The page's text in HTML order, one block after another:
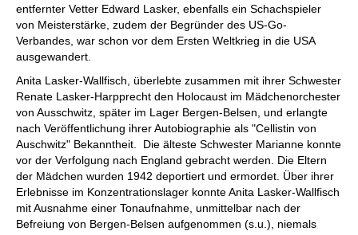
entfernter Vetter Edward Lasker, ebenfalls ein Schachspieler
von Meisterstärke, zudem der Begründer des US-Go-
Verbandes, war schon vor dem Ersten Weltkrieg in die USA
ausgewandert.
Anita Lasker-Wallfisch, überlebte zusammen mit ihrer Schwester
Renate Lasker-Harpprecht den Holocaust im Mädchenorchester
von Ausschwitz, später im Lager Bergen-Belsen, und erlangte
nach Veröffentlichung ihrer Autobiographie als "Cellistin von
Auschwitz" Bekanntheit. Die älteste Schwester Marianne konnte
vor der Verfolgung nach England gebracht werden. Die Eltern
der Mädchen wurden 1942 deportiert und ermordet. Über ihrer
Erlebnisse im Konzentrationslager konnte Anita Lasker-Wallfisch
mit Ausnahme einer Tonaufnahme, unmittelbar nach der
Befreiung von Bergen-Belsen aufgenommen (s.u.), niemals